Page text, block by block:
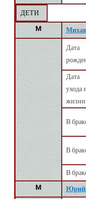
ДЕТИ
M
Дата
Дата
ухода
жизни
В
В
В
M
Юрий